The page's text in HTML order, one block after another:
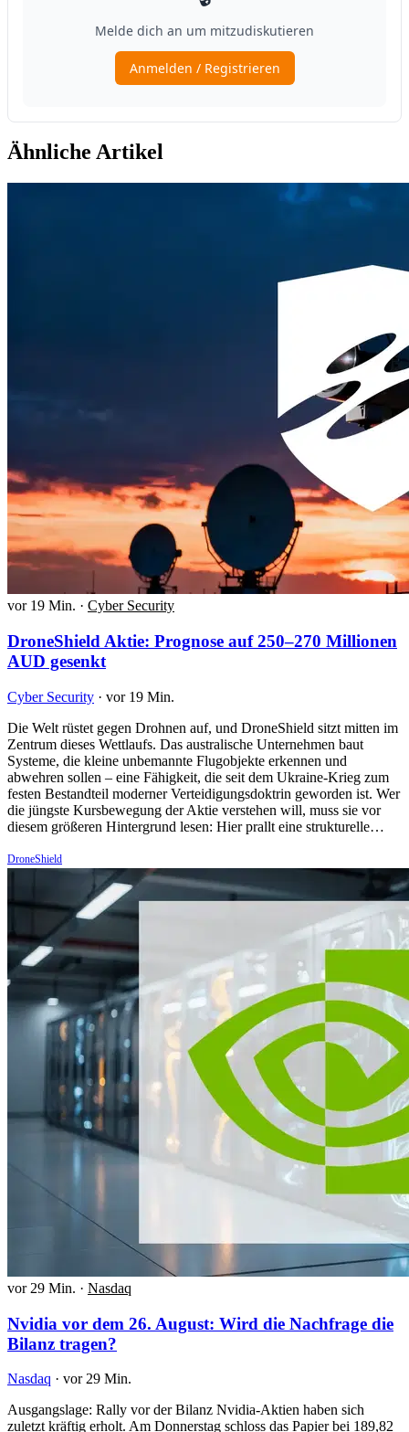
Ähnliche Artikel
vor 19 Min. · Cyber Security
DroneShield Aktie: Prognose auf 250–270 Millionen
AUD gesenkt
Cyber Security · vor 19 Min.
Die Welt rüstet gegen Drohnen auf, und DroneShield sitzt mitten im
Zentrum dieses Wettlaufs. Das australische Unternehmen baut
Systeme, die kleine unbemannte Flugobjekte erkennen und
abwehren sollen – eine Fähigkeit, die seit dem Ukraine-Krieg zum
festen Bestandteil moderner Verteidigungsdoktrin geworden ist. Wer
die jüngste Kursbewegung der Aktie verstehen will, muss sie vor
diesem größeren Hintergrund lesen: Hier prallt eine strukturelle…
DroneShield
vor 29 Min. · Nasdaq
Nvidia vor dem 26. August: Wird die Nachfrage die
Bilanz tragen?
Nasdaq · vor 29 Min.
Ausgangslage: Rally vor der Bilanz Nvidia-Aktien haben sich
zuletzt kräftig erholt. Am Donnerstag schloss das Papier bei 189,82